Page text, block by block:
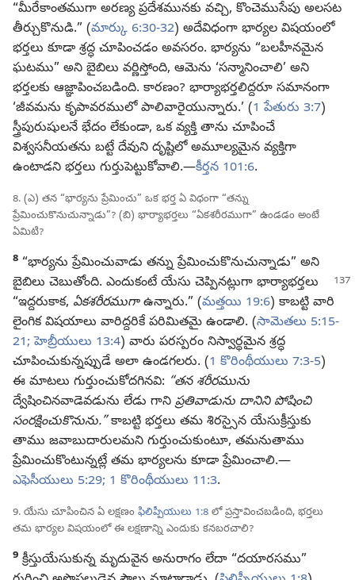
“మీరేకాంతముగా అరణ్య ప్రదేశమునకు వచ్చి, కొంచెముసేపు అలసట
తీర్చుకొనుడి.” (మార్కు 6:30-32) అదేవిధంగా భార్యల విషయంలో
భర్తలు కూడా శ్రద్ధ చూపించడం అవసరం. భార్యను “బలహీనమైన
ఘటము” అని బైబిలు వర్ణిస్తోంది, ఆమెను ‘సన్మానించాలి’ అని
భర్తలకు ఆజ్ఞాపించబడింది. కారణం? భార్యాభర్తలిద్దరూ సమానంగా
‘జీవమను కృపావరములో పాలివారైయున్నారు.’ (1 పేతురు 3:7)
స్త్రీపురుషులనే భేదం లేకుండా, ఒక వ్యక్తి తాను చూపించే
విశ్వసనీయతను బట్టే దేవుని దృష్టిలో అమూల్యమైన వ్యక్తిగా
ఉంటాడని భర్తలు గుర్తుపెట్టుకోవాలి.—కీర్తన 101:6.
8. (ఎ) తన “భార్యను ప్రేమించు” ఒక భర్త ఏ విధంగా “తన్ను
ప్రేమించుకొనుచున్నాడు”? (బి) భార్యాభర్తలు “ఏకశరీరముగా” ఉండడం అంటే
ఏమిటి?
8 “భార్యను ప్రేమించువాడు తన్ను ప్రేమించుకొనుచున్నాడు” అని
బైబిలు చెబుతోంది. ఎందుకంటే యేసు చెప్పినట్లుగా భార్యాభర్తలు
“ఇద్దరుకాక, ఏకశరీరముగాఉన్నారు.” (మత్తయి 19:6) కాబట్టి వారి
లైంగిక విషయాలు వారిద్దరికే పరిమితమై ఉండాలి. (సామెతలు 5:15-
21; హెబ్రీయులు 13:4) వారు పరస్పరం నిస్వార్థమైన శ్రద్ధ
చూపించుకున్నప్పుడే అలా ఉండగలరు. (1 కొరింథీయులు 7:3-5)
ఈ మాటలు గుర్తుంచుకోదగినవి: “తన శరీరమును
ద్వేషించినవాడెవడును లేడు గానిప్రతివాడును దానిని పోషించి
సంరక్షించుకొనును.”కాబట్టి భర్తలు తమ శిరస్సైన యేసుక్రీస్తుకు
తాము జవాబుదారులమని గుర్తుంచుకుంటూ, తమనుతాము
ప్రేమించుకొంటున్నట్లే తమ భార్యలను కూడా ప్రేమించాలి.—
ఎఫెసీయులు 5:29; 1 కొరింథీయులు 11:3.
9. యేసు చూపించిన ఏ లక్షణం ఫిలిప్పీయులు 1:8 లో ప్రస్తావించబడింది, భర్తలు
తమ భార్యల విషయంలో ఈ లక్షణాన్ని ఎందుకు కనబరచాలి?
9 క్రీస్తుయేసుకున్న మృదువైన అనురాగం లేదా “దయారసము”